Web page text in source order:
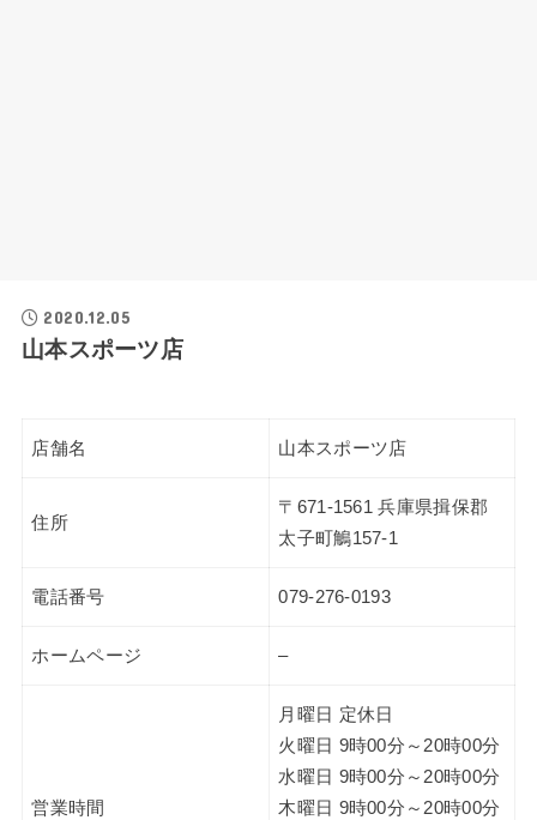
2020.12.05
山本スポーツ店
店舗名 山本スポーツ店
住所
〒671-1561 兵庫県揖保郡
太子町鵤157-1
電話番号 079-276-0193
ホームページ –
営業時間
月曜日 定休日
火曜日 9時00分～20時00分
水曜日 9時00分～20時00分
木曜日 9時00分～20時00分